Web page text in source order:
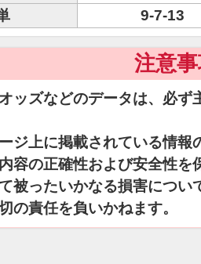
9-7-13
注意
ッズなどのデータは、必ず
ジ上に掲載されている情報
容の正確性および安全性
被ったいかなる損害につ
の責任を負いかねます。